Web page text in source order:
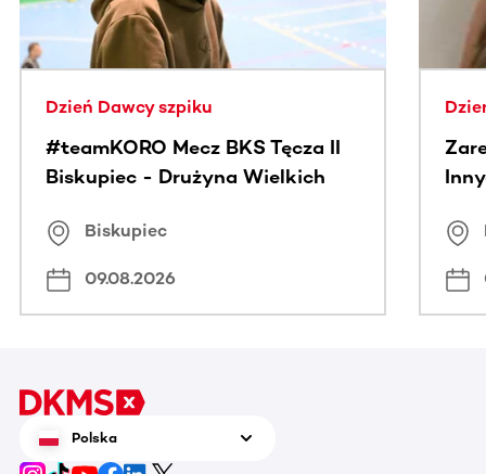
Dzień Dawcy szpiku
#teamKORO Mecz BKS Tęcza II
Biskupiec - Drużyna Wielkich
Biskupiec
09.08.2026
Polska